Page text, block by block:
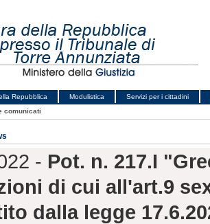
Repubblica Modulistica
Servizi per i cittadini
comunicati
- Pot. n. 217.I
di cui all'art.9
dalla legge